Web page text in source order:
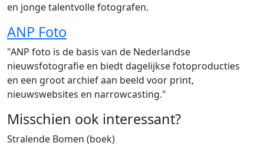
en jonge talentvolle fotografen.
ANP Foto
"ANP foto is de basis van de Nederlandse
nieuwsfotografie en biedt dagelijkse fotoproducties
en een groot archief aan beeld voor print,
nieuwswebsites en narrowcasting."
Misschien ook interessant?
Stralende Bomen (boek)